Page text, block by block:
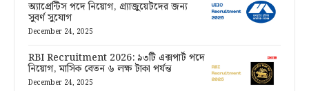
অ্যাপ্রেন্টিস পদে নিয়োগ, গ্র্যাজুয়েটদের জন্য
সুবর্ণ সুযোগ
December 24, 2025
RBI Recruitment 2026: ৯৩টি এক্সপার্ট পদে
নিয়োগ, মাসিক বেতন ৬ লক্ষ টাকা পর্যন্ত
December 24, 2025